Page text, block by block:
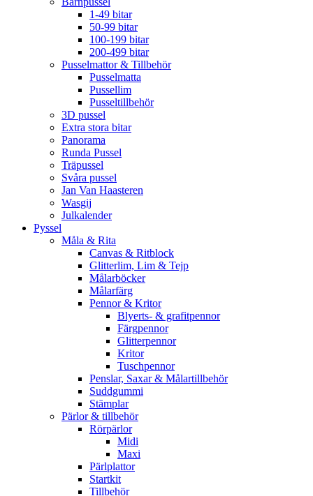
1-49 bitar
50-99 bitar
100-199 bitar
200-499 bitar
Pusselmattor & Tillbehör
Pusselmatta
Pussellim
Pusseltillbehör
3D pussel
Extra stora bitar
Panorama
Runda Pussel
Träpussel
Svåra pussel
Jan Van Haasteren
Wasgij
Julkalender
Pyssel
Måla & Rita
Canvas & Ritblock
Glitterlim, Lim & Tejp
Målarböcker
Målarfärg
Pennor & Kritor
Blyerts- & grafitpennor
Färgpennor
Glitterpennor
Kritor
Tuschpennor
Penslar, Saxar & Målartillbehör
Suddgummi
Stämplar
Pärlor & tillbehör
Rörpärlor
Midi
Maxi
Pärlplattor
Startkit
Tillbehör